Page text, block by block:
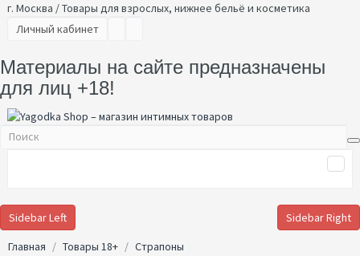
г. Москва / Товары для взрослых, нижнее бельё и косметика
Личный кабинет
Материалы на сайте предназначены
для лиц +18!
Sidebar Left
Sidebar Right
Главная
Товары 18+
Страпоны